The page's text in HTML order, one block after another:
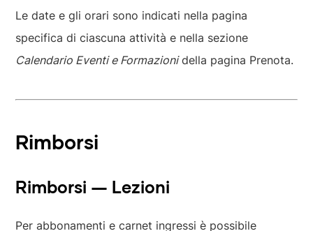
Le date e gli orari sono indicati nella pagina
specifica di ciascuna attività e nella sezione
Calendario Eventi e Formazionidella pagina Prenota.
Rimborsi
Rimborsi — Lezioni
Per abbonamenti e carnet ingressi è possibile